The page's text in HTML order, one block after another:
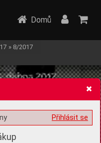
informací
Domů
» 8/2017
Přihlásit se